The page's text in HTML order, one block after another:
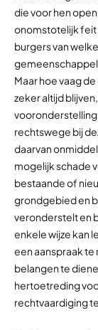
die voor hen
onomstotelijk feit
burgers van
Maar hoe vaag
zeker altijd
vooronderstelling
rechtswege bij
daarvan
mogelijk schade
bestaande of
grondgebied en
veronderstelt en
enkele wijze kan
een aanspraak
belangen te
hertoetreding
rechtvaardiging